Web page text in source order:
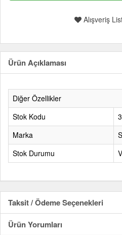
Alışveriş
Ürün Açıklaması
Diğer Özellikler
Stok Kodu
Marka
Stok Durumu
Taksit / Ödeme Seçenekleri
Ürün Yorumları